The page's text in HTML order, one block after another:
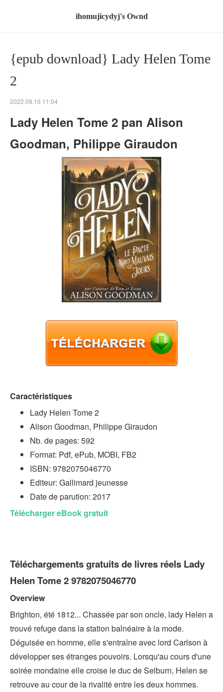
ihomujicydyj's Ownd
{epub download} Lady Helen Tome
2
2022.08.16 11:04
Lady Helen Tome 2 pan Alison
Goodman, Philippe Giraudon
Caractéristiques
Lady Helen Tome 2
Alison Goodman, Philippe Giraudon
Nb. de pages: 592
Format: Pdf, ePub, MOBI, FB2
ISBN: 9782075046770
Editeur: Gallimard jeunesse
Date de parution: 2017
Télécharger eBook gratuit
Téléchargements gratuits de livres réels Lady
Helen Tome 2 9782075046770
Overview
Brighton, été 1812... Chassée par son oncle, lady Helen a
trouvé refuge dans la station balnéaire à la mode.
Déguisée en homme, elle s'entraîne avec lord Carlson à
développer ses étranges pouvoirs. Lorsqu'au cours d'une
soirée mondaine elle croise le duc de Selburn, Helen se
retrouve au cour de la rivalité entre les deux hommes.